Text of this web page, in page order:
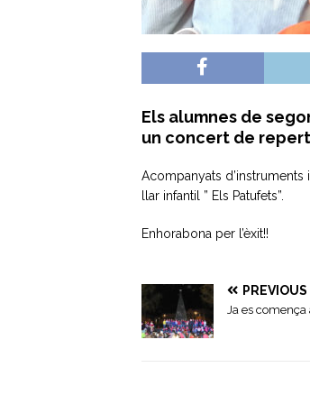
Els alumnes de
un concert de
Acompanyats
llar infantil ” Els Patufets”.
Enhorabona per l’èxit!!
PREVIOUS
Ja es